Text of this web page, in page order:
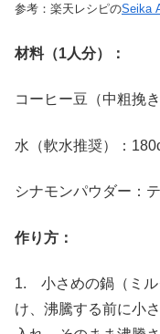
参考：楽天レシピのSeika
材料（1人分）：
コーヒー豆（中粗挽
水（軟水推奨）：
シナモンパウダー：
作り方：
1. 小さめの鍋（ミル
け、沸騰する前に小